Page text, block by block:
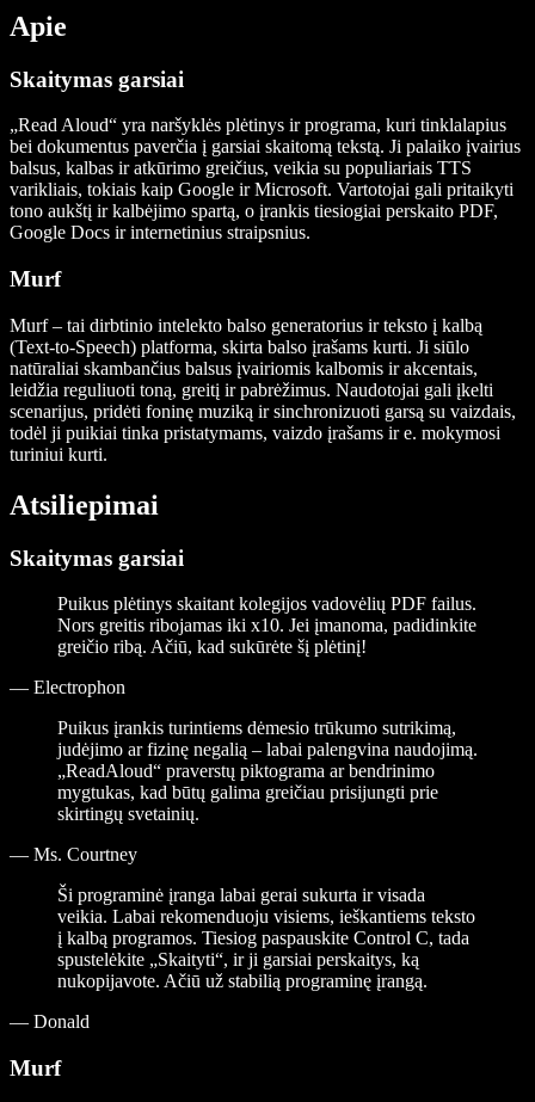
Apie
Skaitymas garsiai
„Read Aloud“ yra naršyklės plėtinys ir programa, kuri tinklalapius
bei dokumentus paverčia į garsiai skaitomą tekstą. Ji palaiko įvairius
balsus, kalbas ir atkūrimo greičius, veikia su populiariais TTS
varikliais, tokiais kaip Google ir Microsoft. Vartotojai gali pritaikyti
tono aukštį ir kalbėjimo spartą, o įrankis tiesiogiai perskaito PDF,
Google Docs ir internetinius straipsnius.
Murf
Murf – tai dirbtinio intelekto balso generatorius ir teksto į kalbą
(Text-to-Speech) platforma, skirta balso įrašams kurti. Ji siūlo
natūraliai skambančius balsus įvairiomis kalbomis ir akcentais,
leidžia reguliuoti toną, greitį ir pabrėžimus. Naudotojai gali įkelti
scenarijus, pridėti foninę muziką ir sinchronizuoti garsą su vaizdais,
todėl ji puikiai tinka pristatymams, vaizdo įrašams ir e. mokymosi
turiniui kurti.
Atsiliepimai
Skaitymas garsiai
Puikus plėtinys skaitant kolegijos vadovėlių PDF failus.
Nors greitis ribojamas iki x10. Jei įmanoma, padidinkite
greičio ribą. Ačiū, kad sukūrėte šį plėtinį!
— Electrophon
Puikus įrankis turintiems dėmesio trūkumo sutrikimą,
judėjimo ar fizinę negalią – labai palengvina naudojimą.
„ReadAloud“ praverstų piktograma ar bendrinimo
mygtukas, kad būtų galima greičiau prisijungti prie
skirtingų svetainių.
— Ms. Courtney
Ši programinė įranga labai gerai sukurta ir visada
veikia. Labai rekomenduoju visiems, ieškantiems teksto
į kalbą programos. Tiesiog paspauskite Control C, tada
spustelėkite „Skaityti“, ir ji garsiai perskaitys, ką
nukopijavote. Ačiū už stabilią programinę įrangą.
— Donald
Murf